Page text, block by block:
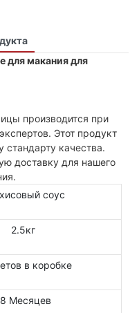
для макания для
производится при
Этот продукт
качества.
доставку для нашего
соус
2.5кг
в коробке
Месяцев